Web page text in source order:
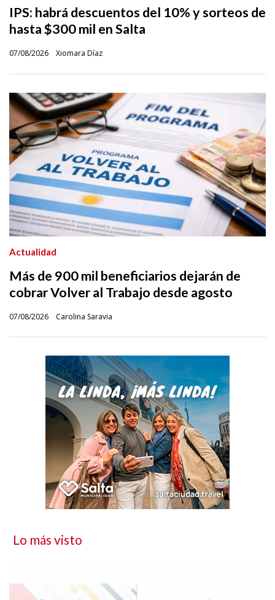
IPS: habrá descuentos del 10% y sorteos de
hasta $300 mil en Salta
Xiomara Díaz
07/08/2026
Más de 900 mil beneficiarios dejarán de
cobrar Volver al Trabajo desde agosto
Carolina Saravia
Actualidad
07/08/2026
Lo más visto